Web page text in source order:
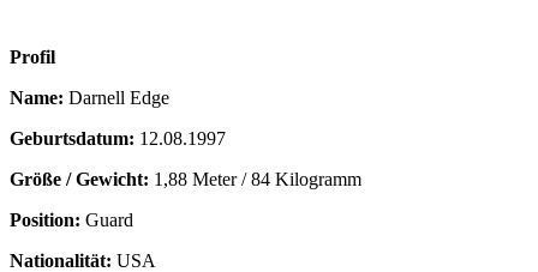
Profil
Name: Darnell Edge
Geburtsdatum: 12.08.1997
Größe / Gewicht: 1,88 Meter / 84 Kilogramm
Position: Guard
Nationalität: USA